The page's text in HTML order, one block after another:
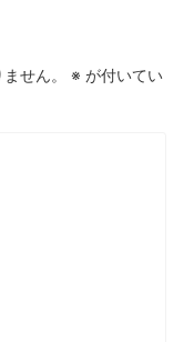
せん。 ※ が付いてい